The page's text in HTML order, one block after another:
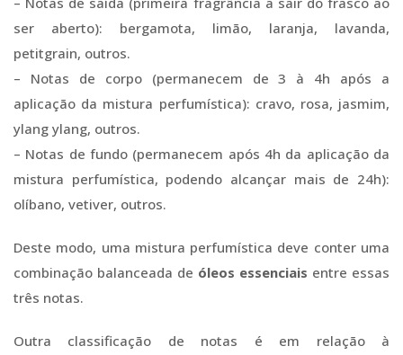
ser aberto): bergamota, limão, laranja, lavanda,
petitgrain, outros.
– Notas de corpo (permanecem de 3 à 4h após a
aplicação da mistura perfumística): cravo, rosa, jasmim,
ylang ylang, outros.
– Notas de fundo (permanecem após 4h da aplicação da
mistura perfumística, podendo alcançar mais de 24h):
olíbano, vetiver, outros.
Deste modo, uma mistura perfumística deve conter uma
combinação balanceada de óleos essenciais entre essas
três notas.
Outra classificação de notas é em relação à